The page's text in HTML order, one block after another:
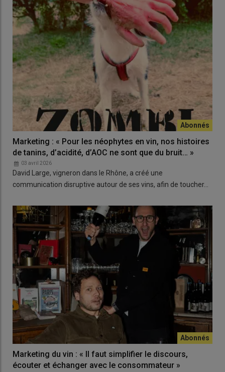
Marketing : « Pour les néophytes en vin, nos histoires
de tanins, d’acidité, d’AOC ne sont que du bruit… »
03 avril 2026
David Large, vigneron dans le Rhône, a créé une
communication disruptive autour de ses vins, afin de toucher…
Marketing du vin : « Il faut simplifier le discours,
écouter et échanger avec le consommateur »